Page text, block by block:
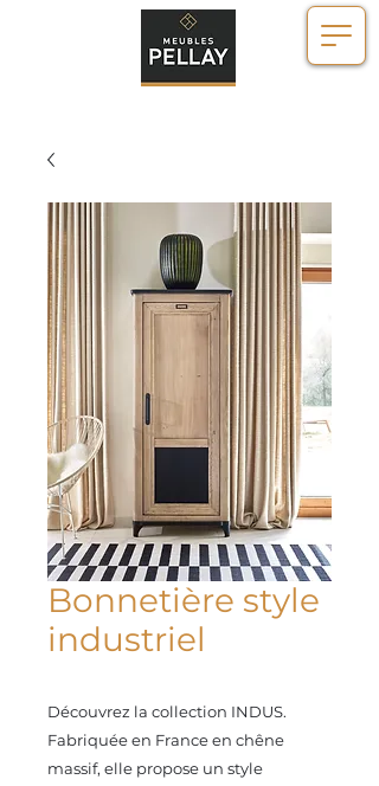
Bonnetière style
industriel
Découvrez la collection INDUS.
Fabriquée en France en chêne
massif, elle propose un style